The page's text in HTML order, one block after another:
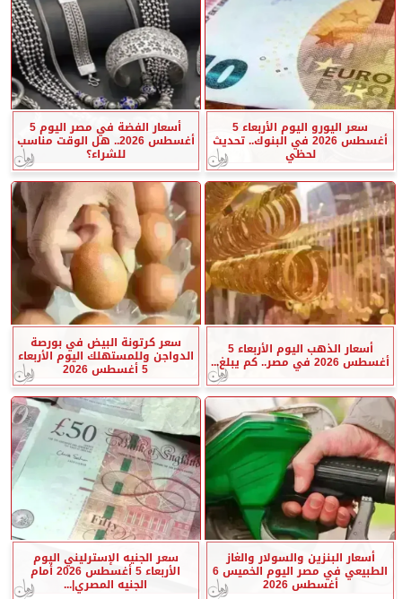
سعر اليورو اليوم الأربعاء 5
أغسطس 2026 في البنوك.. تحديث
لحظي
أسعار الفضة في مصر اليوم 5
أغسطس 2026.. هل الوقت مناسب
للشراء؟
أسعار الذهب اليوم الأربعاء 5
أغسطس 2026 في مصر.. كم يبلغ...
سعر كرتونة البيض في بورصة
الدواجن وللمستهلك اليوم الأربعاء
5 أغسطس 2026
أسعار البنزين والسولار والغاز
الطبيعي في مصر اليوم الخميس 6
أغسطس 2026
سعر الجنيه الإسترليني اليوم
الأربعاء 5 أغسطس 2026 أمام
الجنيه المصري|...